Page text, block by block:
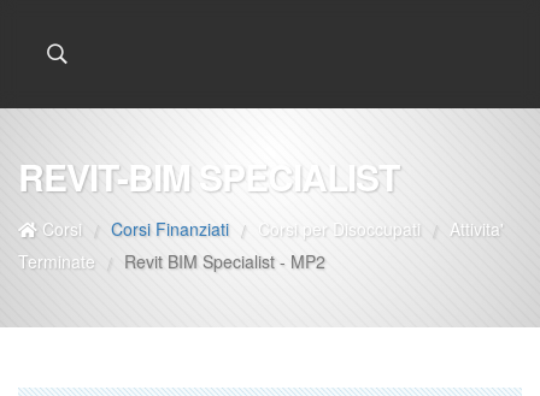
REVIT-BIM SPECIALIST
Corsi / Corsi Finanziati / Corsi per Disoccupati / Attivita'
Terminate / Revit BIM Specialist - MP2